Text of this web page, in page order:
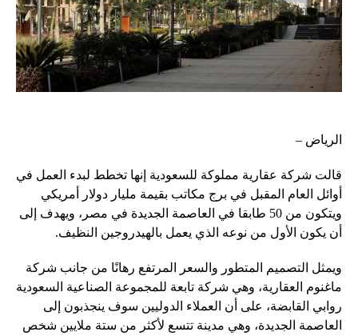
الرياض –
قالت شركة عقارية مملوكة للسعودية إنها تخطط لبدء العمل في
أوائل العام المقبل في برج مكاتب بقيمة مليار دولار أمريكي
ويتكون من 50 طابقا في العاصمة الجديدة في مصر، ويهدف إلى
أن يكون الأول من نوعه الذي يعمل بالهيدروجين النظيف.
ويمثل التصميم المتطور والسعر المرتفع رهانًا من جانب شركة
ماغنوم العقارية، وهي شركة تابعة للمجموعة الصناعية السعودية
روابي القابضة، على أن العملاء الدوليين سوف ينجذبون إلى
العاصمة الجديدة، وهي مدينة تتسع لأكثر من ستة ملايين شخص